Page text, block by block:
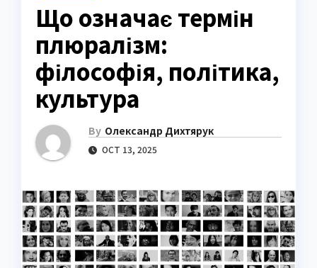
Що означає термін
плюралізм:
філософія, політика,
культура
By Олександр Дихтярук
OCT 13, 2025